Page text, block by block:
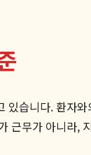
습니다. 환자
근무가 아니라,